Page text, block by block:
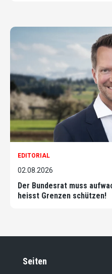
EDITORIAL
02.08.2026
Der Bundesrat muss
heisst Grenzen schützen!
Seiten